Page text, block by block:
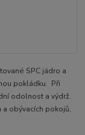
SPC jádro a
pokládku. Při
odolnost a výdrž.
obývacích pokojů,